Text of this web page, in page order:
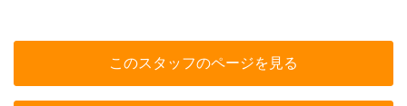
このスタッフのページを見る